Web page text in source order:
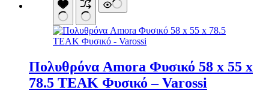
Πολυθρόνα Amora Φυσικό 58 x 55 x
78.5 TEAK Φυσικό – Varossi